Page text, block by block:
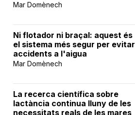
Mar Domènech
Ni flotador ni braçal: aquest és
el sistema més segur per evitar
accidents a l'aigua
Mar Domènech
La recerca científica sobre
lactància continua lluny de les
necessitats reals de les mares